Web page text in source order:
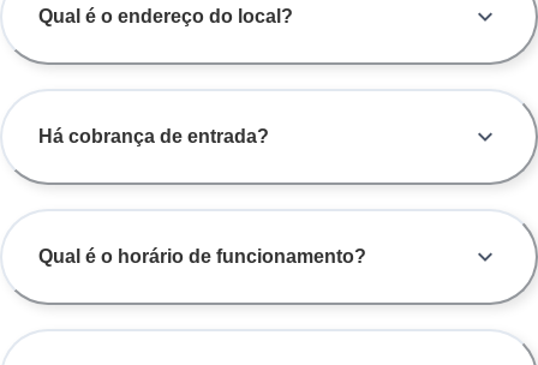
Qual é o endereço do local?
Há cobrança de entrada?
Qual é o horário de funcionamento?